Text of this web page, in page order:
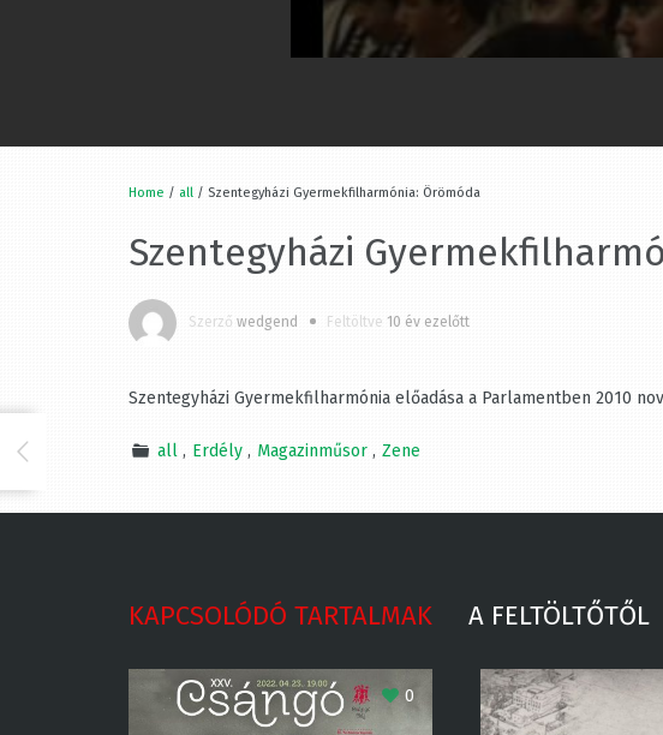
Home/all/ Szentegyházi Gyermekfilharmónia: Örömóda
Szentegyházi
Szerzőwedgend Feltöltve10 év ezelőtt
Szentegyházi Gyermekfilharmónia előadása a Parlamentben 2010
all Erdély Magazinműsor Zene
KAPCSOLÓDÓ TARTALMAK A FELTÖLTŐTŐL
0